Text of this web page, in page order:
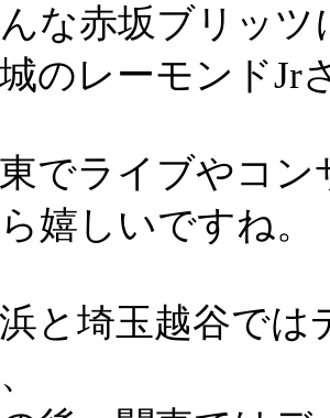
な赤坂ブリッ
のレーモンドJr
でライブやコ
嬉しいですね。
と埼玉越谷では